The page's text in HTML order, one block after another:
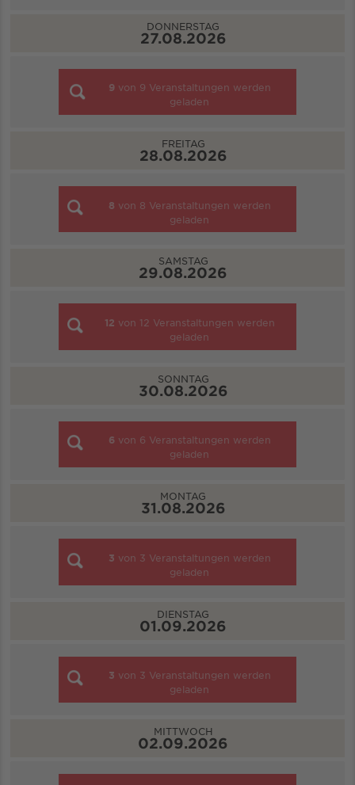
DONNERSTAG
27.08.2026
9 von 9 Veranstaltungen werden
geladen
FREITAG
28.08.2026
8 von 8 Veranstaltungen werden
geladen
SAMSTAG
29.08.2026
12 von 12 Veranstaltungen werden
geladen
SONNTAG
30.08.2026
6 von 6 Veranstaltungen werden
geladen
MONTAG
31.08.2026
3 von 3 Veranstaltungen werden
geladen
DIENSTAG
01.09.2026
3 von 3 Veranstaltungen werden
geladen
MITTWOCH
02.09.2026